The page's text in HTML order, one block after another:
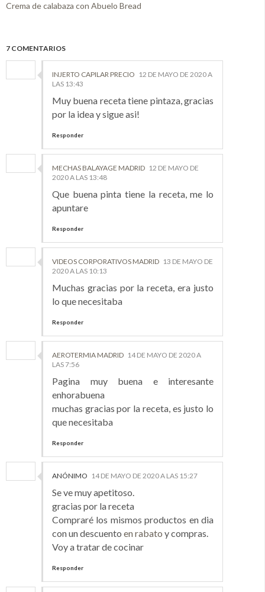
Crema de calabaza con Abuelo Bread
7 COMENTARIOS
INJERTO CAPILAR PRECIO 12 DE MAYO DE 2020 A
LAS 13:43
Muy buena receta tiene pintaza, gracias
por la idea y sigue asi!
Responder
MECHAS BALAYAGE MADRID 12 DE MAYO DE
2020 A LAS 13:48
Que buena pinta tiene la receta, me lo
apuntare
Responder
VIDEOS CORPORATIVOS MADRID 13 DE MAYO DE
2020 A LAS 10:13
Muchas gracias por la receta, era justo
lo que necesitaba
Responder
AEROTERMIA MADRID 14 DE MAYO DE 2020 A
LAS 7:56
Pagina muy buena e interesante
enhorabuena
muchas gracias por la receta, es justo lo
que necesitaba
Responder
ANÓNIMO 14 DE MAYO DE 2020 A LAS 15:27
Se ve muy apetitoso.
gracias por la receta
Compraré los mismos productos en dia
con un descuento en rabato y compras.
Voy a tratar de cocinar
Responder